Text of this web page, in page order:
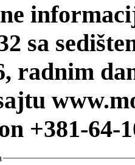
sa
radnim
+381-64-